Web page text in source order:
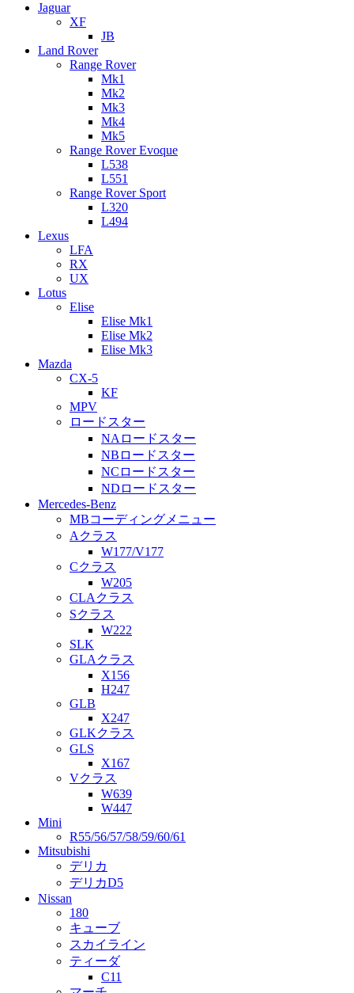
Jaguar
XF
JB
Land Rover
Range Rover
Mk1
Mk2
Mk3
Mk4
Mk5
Range Rover Evoque
L538
L551
Range Rover Sport
L320
L494
Lexus
LFA
RX
UX
Lotus
Elise
Elise Mk1
Elise Mk2
Elise Mk3
Mazda
CX-5
KF
MPV
ロードスター
NAロードスター
NBロードスター
NCロードスター
NDロードスター
Mercedes-Benz
MBコーディングメニュー
Aクラス
W177/V177
Cクラス
W205
CLAクラス
Sクラス
W222
SLK
GLAクラス
X156
H247
GLB
X247
GLKクラス
GLS
X167
Vクラス
W639
W447
Mini
R55/56/57/58/59/60/61
Mitsubishi
デリカ
デリカD5
Nissan
180
キューブ
スカイライン
ティーダ
C11